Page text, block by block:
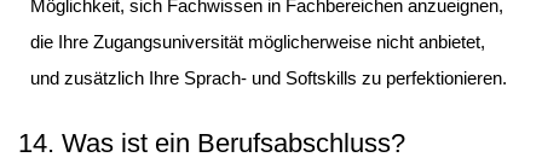
Möglichkeit, sich Fachwissen in Fachbereichen anzueignen,
die Ihre Zugangsuniversität möglicherweise nicht anbietet,
und zusätzlich Ihre Sprach- und Softskills zu perfektionieren.
14. Was ist ein Berufsabschluss?